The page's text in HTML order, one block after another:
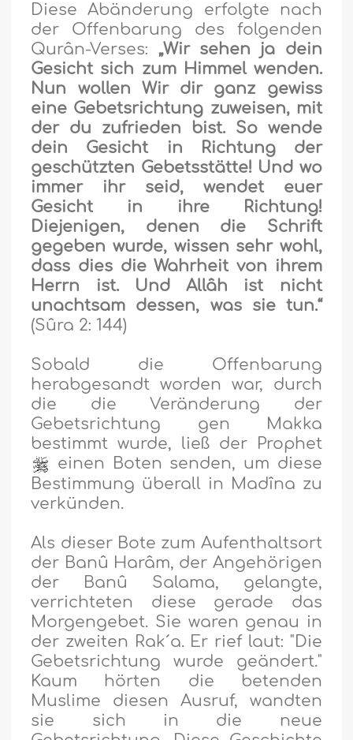
Diese Abänderung erfolgte nach
der Offenbarung des folgenden
Qurân-Verses: „Wir sehen ja dein
Gesicht sich zum Himmel wenden.
Nun wollen Wir dir ganz gewiss
eine Gebetsrichtung zuweisen, mit
der du zufrieden bist. So wende
dein Gesicht in Richtung der
geschützten Gebetsstätte! Und wo
immer ihr seid, wendet euer
Gesicht in ihre Richtung!
Diejenigen, denen die Schrift
gegeben wurde, wissen sehr wohl,
dass dies die Wahrheit von ihrem
Herrn ist. Und Allâh ist nicht
unachtsam dessen, was sie tun.“
(Sûra 2: 144)
Sobald die Offenbarung
herabgesandt worden war, durch
die die Veränderung der
Gebetsrichtung gen Makka
bestimmt wurde, ließ der Prophet
einen Boten senden, um diese
Bestimmung überall in Madîna zu
verkünden.
Als dieser Bote zum Aufenthaltsort
der Banû Harâm, der Angehörigen
der Banû Salama, gelangte,
verrichteten diese gerade das
Morgengebet. Sie waren genau in
der zweiten Rak´a. Er rief laut: "Die
Gebetsrichtung wurde geändert."
Kaum hörten die betenden
Muslime diesen Ausruf, wandten
sie sich in die neue